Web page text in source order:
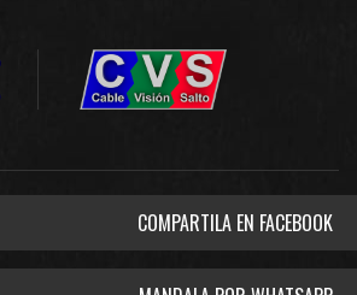
COMPARTILA EN FACEBOOK